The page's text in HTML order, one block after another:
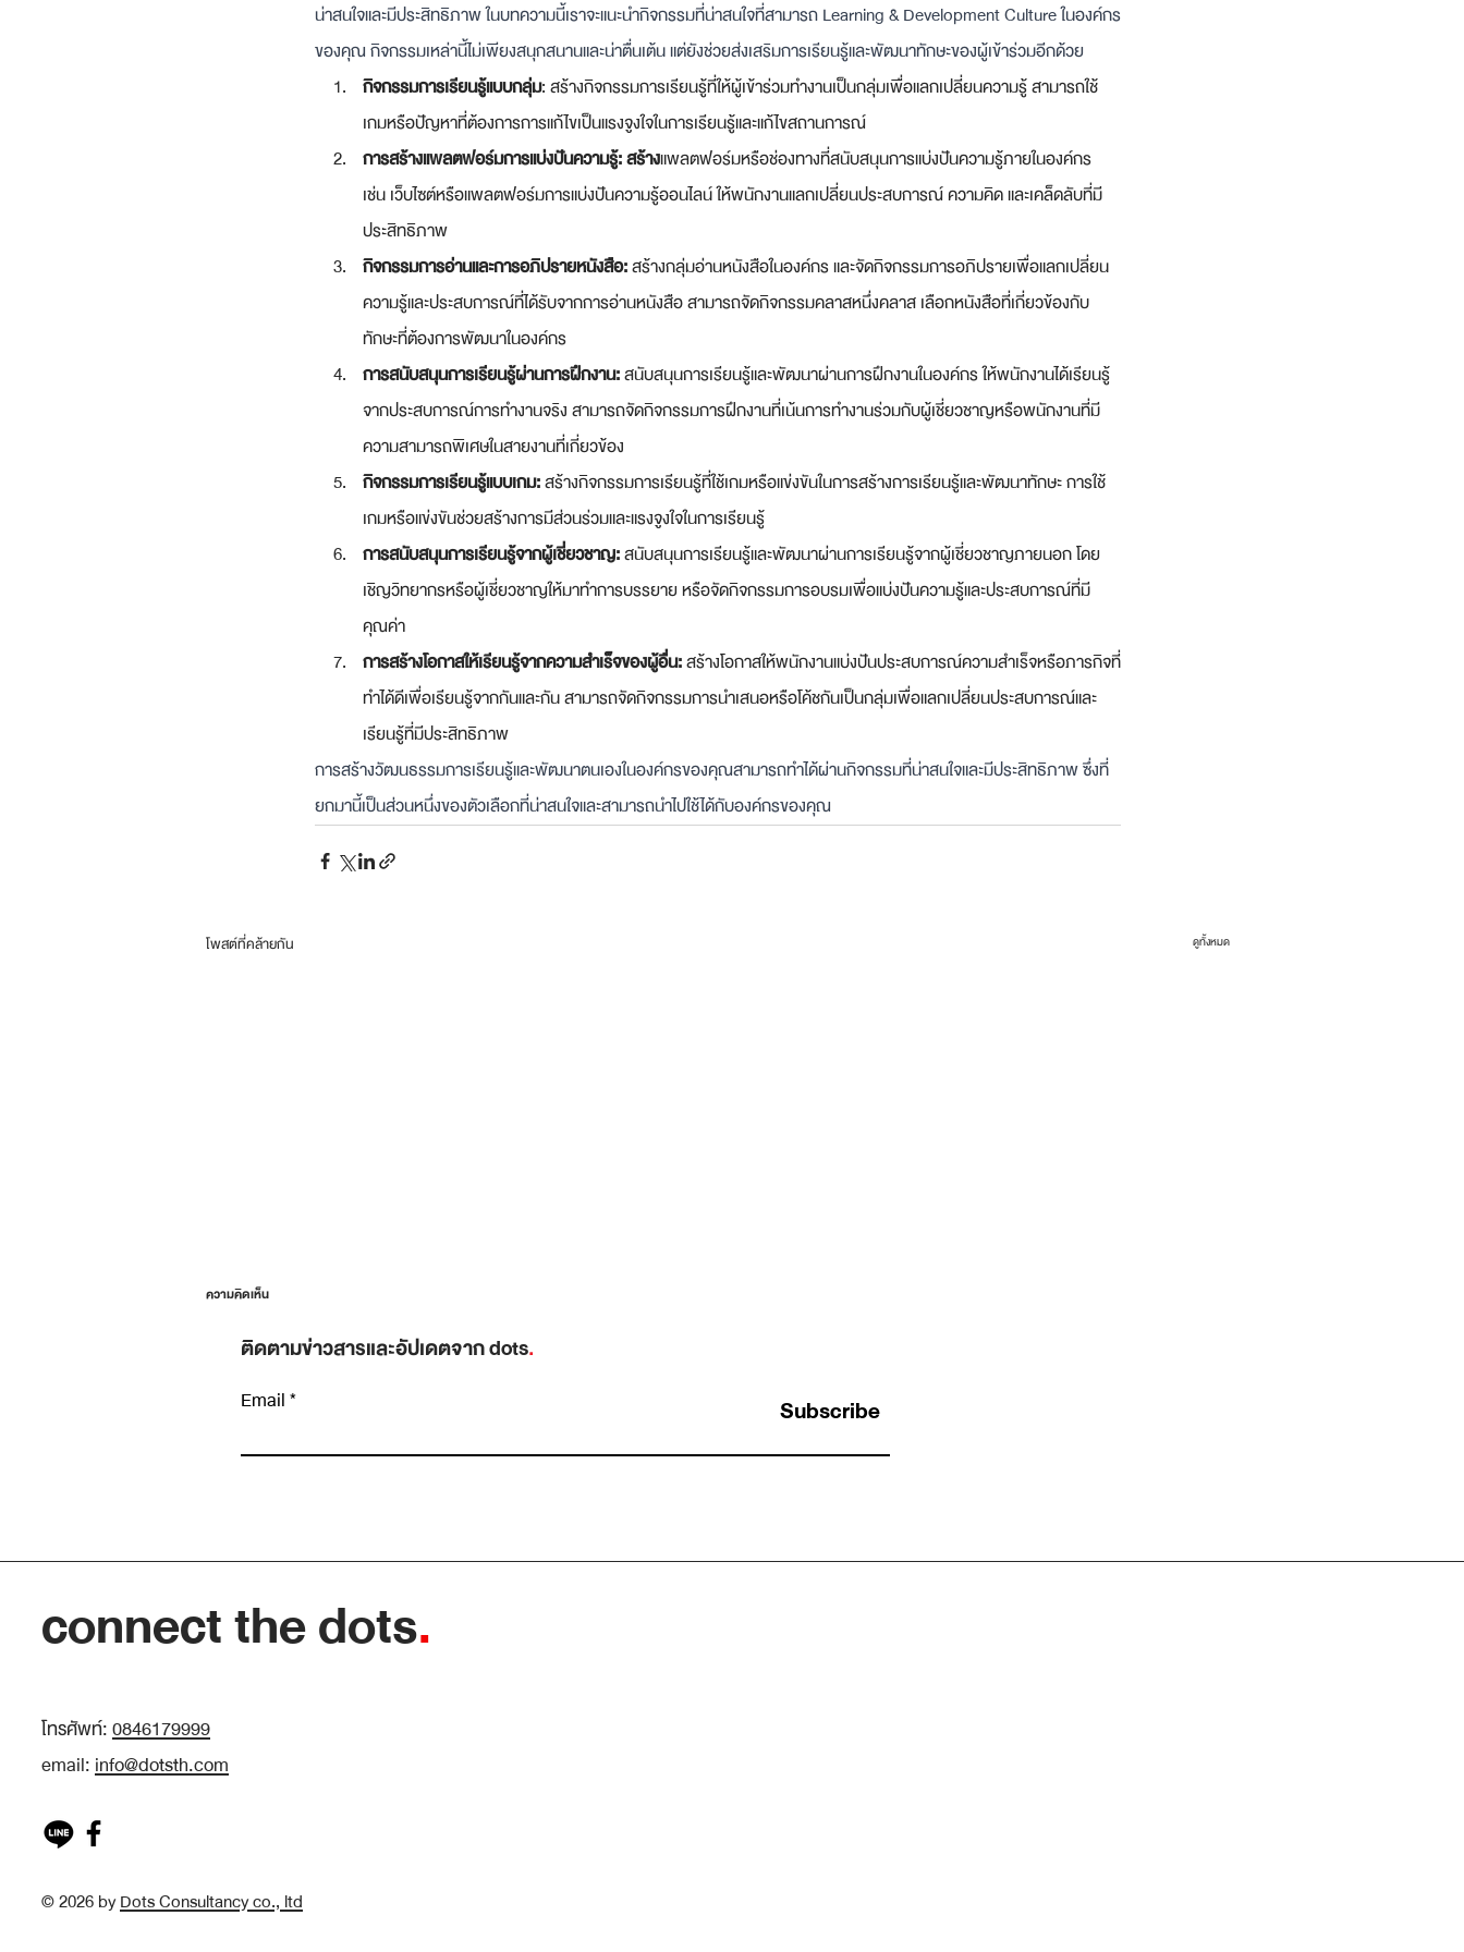
น่าสนใจและมีประสิทธิภาพ ในบทความนี้เราจะแนะนำกิจกรรมที่น่าสนใจที่สามารถ Learning & Development Culture ในองค์กร
ของคุณ กิจกรรมเหล่านี้ไม่เพียงสนุกสนานและน่าตื่นเต้น แต่ยังช่วยส่งเสริมการเรียนรู้และพัฒนาทักษะของผู้เข้าร่วมอีกด้วย
กิจกรรมการเรียนรู้แบบกลุ่ม: สร้างกิจกรรมการเรียนรู้ที่ให้ผู้เข้าร่วมทำงานเป็นกลุ่มเพื่อแลกเปลี่ยนความรู้ สามารถใช้
เกมหรือปัญหาที่ต้องการการแก้ไขเป็นแรงจูงใจในการเรียนรู้และแก้ไขสถานการณ์
การสร้างแพลตฟอร์มการแบ่งปันความรู้: สร้างแพลตฟอร์มหรือช่องทางที่สนับสนุนการแบ่งปันความรู้ภายในองค์กร
เช่น เว็บไซต์หรือแพลตฟอร์มการแบ่งปันความรู้ออนไลน์ ให้พนักงานแลกเปลี่ยนประสบการณ์ ความคิด และเคล็ดลับที่มี
ประสิทธิภาพ
กิจกรรมการอ่านและการอภิปรายหนังสือ: สร้างกลุ่มอ่านหนังสือในองค์กร และจัดกิจกรรมการอภิปรายเพื่อแลกเปลี่ยน
ความรู้และประสบการณ์ที่ได้รับจากการอ่านหนังสือ สามารถจัดกิจกรรมคลาสหนึ่งคลาส เลือกหนังสือที่เกี่ยวข้องกับ
ทักษะที่ต้องการพัฒนาในองค์กร
การสนับสนุนการเรียนรู้ผ่านการฝึกงาน: สนับสนุนการเรียนรู้และพัฒนาผ่านการฝึกงานในองค์กร ให้พนักงานได้เรียนรู้
จากประสบการณ์การทำงานจริง สามารถจัดกิจกรรมการฝึกงานที่เน้นการทำงานร่วมกับผู้เชี่ยวชาญหรือพนักงานที่มี
ความสามารถพิเศษในสายงานที่เกี่ยวข้อง
กิจกรรมการเรียนรู้แบบเกม: สร้างกิจกรรมการเรียนรู้ที่ใช้เกมหรือแข่งขันในการสร้างการเรียนรู้และพัฒนาทักษะ การใช้
เกมหรือแข่งขันช่วยสร้างการมีส่วนร่วมและแรงจูงใจในการเรียนรู้
การสนับสนุนการเรียนรู้จากผู้เชี่ยวชาญ: สนับสนุนการเรียนรู้และพัฒนาผ่านการเรียนรู้จากผู้เชี่ยวชาญภายนอก โดย
เชิญวิทยากรหรือผู้เชี่ยวชาญให้มาทำการบรรยาย หรือจัดกิจกรรมการอบรมเพื่อแบ่งปันความรู้และประสบการณ์ที่มี
คุณค่า
การสร้างโอกาสให้เรียนรู้จากความสำเร็จของผู้อื่น: สร้างโอกาสให้พนักงานแบ่งปันประสบการณ์ความสำเร็จหรือภารกิจที่
ทำได้ดีเพื่อเรียนรู้จากกันและกัน สามารถจัดกิจกรรมการนำเสนอหรือโค้ชกันเป็นกลุ่มเพื่อแลกเปลี่ยนประสบการณ์และ
เรียนรู้ที่มีประสิทธิภาพ
การสร้างวัฒนธรรมการเรียนรู้และพัฒนาตนเองในองค์กรของคุณสามารถทำได้ผ่านกิจกรรมที่น่าสนใจและมีประสิทธิภาพ ซึ่งที่
ยกมานี้เป็นส่วนหนึ่งของตัวเลือกที่น่าสนใจและสามารถนำไปใช้ได้กับองค์กรของคุณ
โพสต์ที่คล้ายกัน ดูทั้งหมด
ความคิดเห็น
เขียนความคิดเห็น…
ติดตามข่าวสารและอัปเดตจาก dots.
Email Subscribe
connect the dots.
โทรศัพท์:0846179999
email:info@dotsth.com
© 2026 byDots Consultancy co., ltd